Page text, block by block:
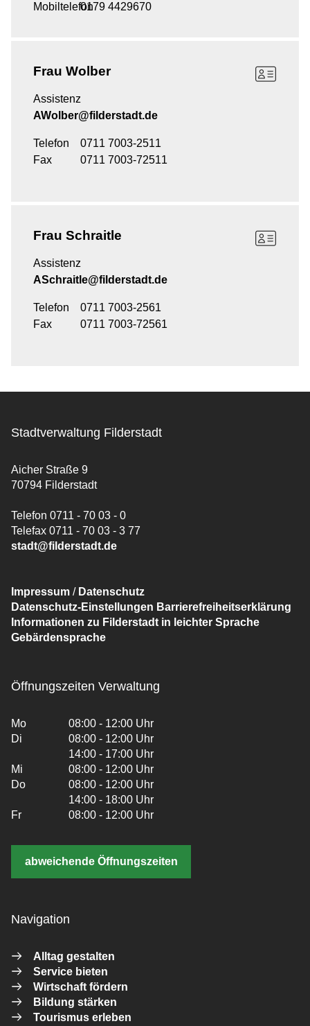
Mobiltelefon0179 4429670
Frau Wolber
Assistenz
AWolber@filderstadt.de
Telefon
0711 7003-2511
Fax
0711 7003-72511
Frau Schraitle
Assistenz
ASchraitle@filderstadt.de
Telefon
0711 7003-2561
Fax
0711 7003-72561
Stadtverwaltung Filderstadt
Aicher Straße 9
70794 Filderstadt
Telefon 0711 - 70 03 - 0
Telefax 0711 - 70 03 - 3 77
stadt@filderstadt.de
Impressum / Datenschutz
Datenschutz-Einstellungen Barrierefreiheitserklärung
Informationen zu Filderstadt in leichter Sprache
Gebärdensprache
Öffnungszeiten Verwaltung
Mo
08:00 - 12:00 Uhr
Di
08:00 - 12:00 Uhr
14:00 - 17:00 Uhr
Mi
08:00 - 12:00 Uhr
Do
08:00 - 12:00 Uhr
14:00 - 18:00 Uhr
Fr
08:00 - 12:00 Uhr
abweichende Öffnungszeiten
Navigation
Alltag gestalten
Service bieten
Wirtschaft fördern
Bildung stärken
Tourismus erleben